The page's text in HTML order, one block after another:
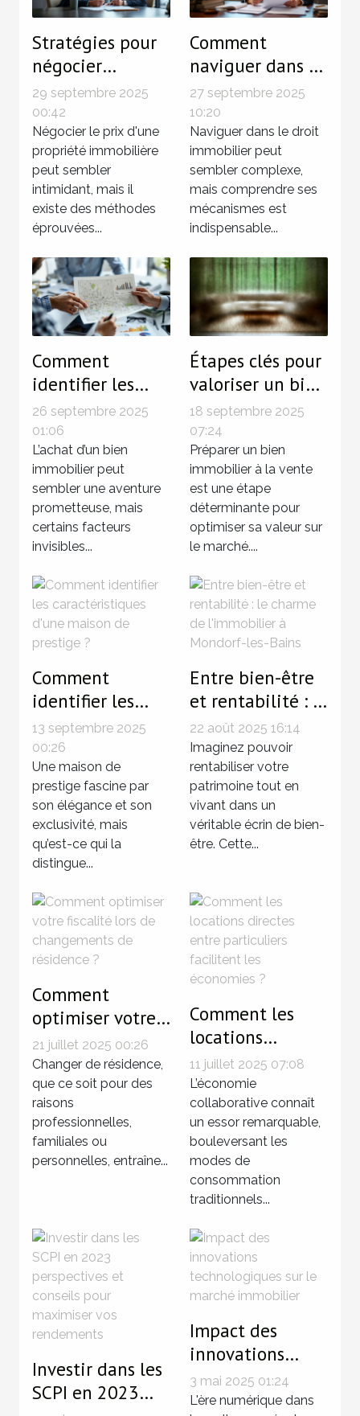
Stratégies pour
négocier
efficacement le
prix d'une
propriété
immobilière
29 septembre 2025
00:42
Négocier le prix d'une
propriété immobilière
peut sembler
intimidant, mais il
existe des méthodes
éprouvées...
Comment
naviguer dans le
droit immobilier
pour sécuriser
vos
investissements
?
27 septembre 2025
10:20
Naviguer dans le droit
immobilier peut
sembler complexe,
mais comprendre ses
mécanismes est
indispensable...
Comment
identifier les
zones à risque
avant d'acheter
votre prochain
bien immobilier
?
26 septembre 2025
01:06
L’achat d’un bien
immobilier peut
sembler une aventure
prometteuse, mais
certains facteurs
invisibles...
Étapes clés pour
valoriser un bien
avant la vente ?
18 septembre 2025
07:24
Préparer un bien
immobilier à la vente
est une étape
déterminante pour
optimiser sa valeur sur
le marché....
Comment
identifier les
caractéristiques
d'une maison de
prestige ?
13 septembre 2025
00:26
Une maison de
prestige fascine par
son élégance et son
exclusivité, mais
qu’est-ce qui la
distingue...
Entre bien-être
et rentabilité : le
charme de
l'immobilier à
Mondorf-les-
Bains
22 août 2025 16:14
Imaginez pouvoir
rentabiliser votre
patrimoine tout en
vivant dans un
véritable écrin de bien-
être. Cette...
Comment
optimiser votre
fiscalité lors de
changements de
résidence ?
21 juillet 2025 00:26
Changer de résidence,
que ce soit pour des
raisons
professionnelles,
familiales ou
personnelles, entraîne...
Comment les
locations
directes entre
particuliers
facilitent les
économies ?
11 juillet 2025 07:08
L’économie
collaborative connaît
un essor remarquable,
bouleversant les
modes de
consommation
traditionnels...
Investir dans les
SCPI en 2023
Impact des
innovations
technologiques
sur le marché
3 mai 2025 01:24
L'ère numérique dans